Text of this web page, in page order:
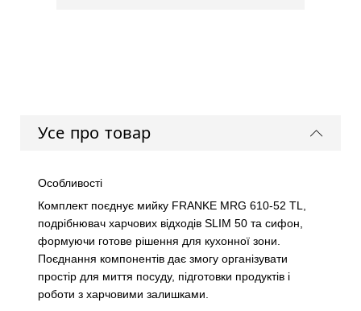
Усе про товар
Особливості
Комплект поєднує мийку FRANKE MRG 610-52 TL,
подрібнювач харчових відходів SLIM 50 та сифон,
формуючи готове рішення для кухонної зони.
Поєднання компонентів дає змогу організувати
простір для миття посуду, підготовки продуктів і
роботи з харчовими залишками.